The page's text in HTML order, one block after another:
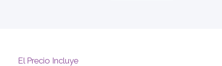
El Precio Incluye